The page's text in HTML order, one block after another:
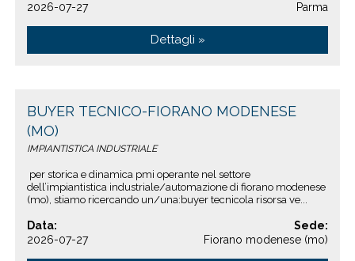
2026-07-27
Parma
Dettagli »
BUYER TECNICO-FIORANO MODENESE
(MO)
IMPIANTISTICA INDUSTRIALE
per storica e dinamica pmi operante nel settore
dell’impiantistica industriale/automazione di fiorano modenese
(mo), stiamo ricercando un/una:buyer tecnicola risorsa ve...
Data:
2026-07-27
Sede:
Fiorano modenese (mo)